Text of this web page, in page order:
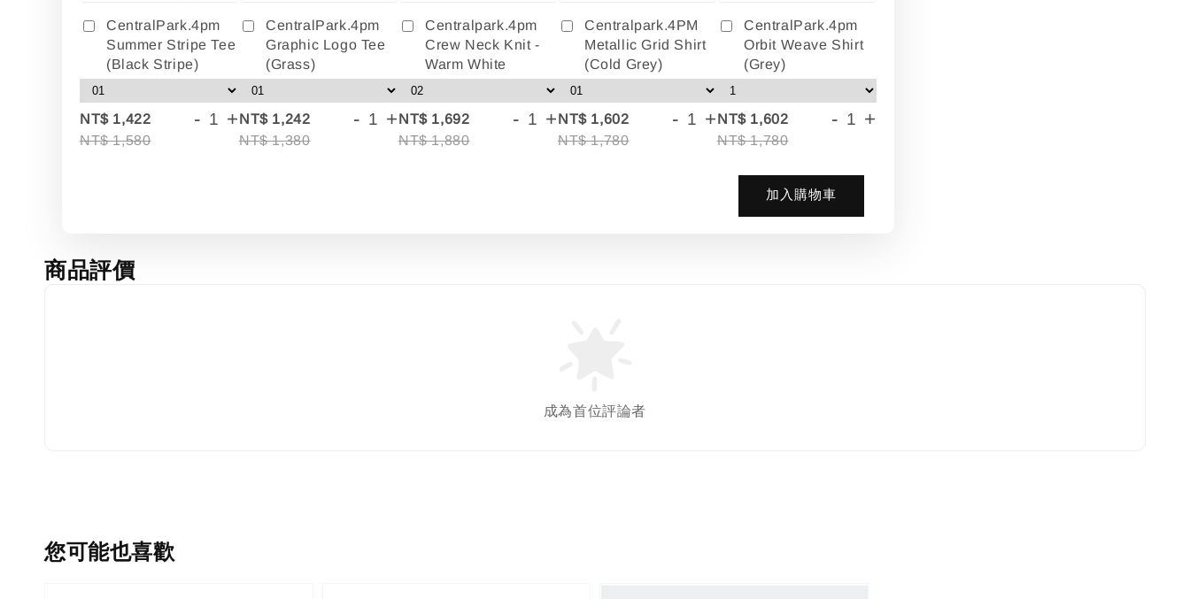
CentralPark.4pm
Summer Stripe Tee
(Black Stripe)
NT$ 1,422
NT$ 1,580
- +
CentralPark.4pm
Graphic Logo Tee
(Grass)
NT$ 1,242
NT$ 1,380
- +
Centralpark.4pm
Crew Neck Knit -
Warm White
NT$ 1,692
NT$ 1,880
- +
Centralpark.4PM
Metallic Grid Shirt
(Cold Grey)
NT$ 1,602
NT$ 1,780
- +
CentralPark.4pm
Orbit Weave Shirt
(Grey)
NT$ 1,602
NT$ 1,780
- +
加入購物車
商品評價
成為首位評論者
您可能也喜歡